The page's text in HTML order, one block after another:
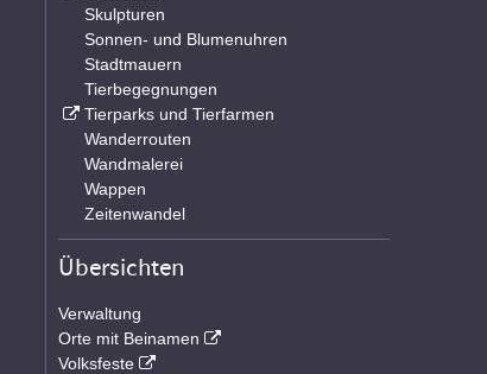
Skulpturen
Sonnen- und Blumenuhren
Stadtmauern
Tierbegegnungen
Tierparks und Tierfarmen
Wanderrouten
Wandmalerei
Wappen
Zeitenwandel
Übersichten
Verwaltung
Orte mit Beinamen
Volksfeste